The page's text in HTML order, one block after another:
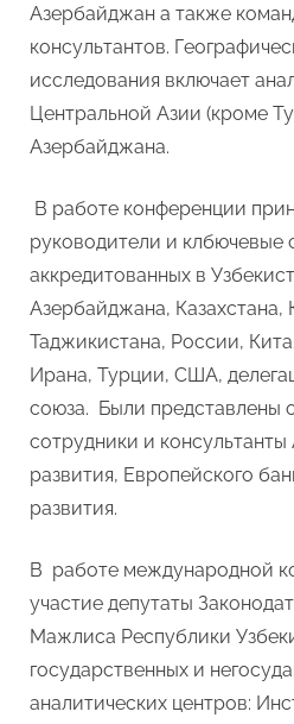
Азербайджан а также
консультантов.
исследования включает
Центральной Азии (кроме
Азербайджана.
В работе конференции
руководители и клбючевые
аккредитованных в
Азербайджана, Казахстана,
Таджикистана, России,
Ирана, Турции, США,
союза. Были представлены
сотрудники и консультанты
развития, Европейского
развития.
В работе международной
участие депутаты
Мажлиса Республики
государственных и
аналитических центров: